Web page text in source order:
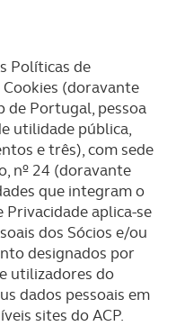
Políticas de
(doravante
de Portugal, pessoa
utilidade pública,
e três), com sede
nº 24 (doravante
que integram o
Privacidade aplica-se
dos Sócios e/ou
designados por
utilizadores do
dados pessoais em
sites do ACP.